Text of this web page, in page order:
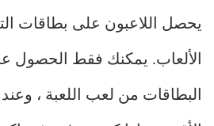
يحصل اللاعبون على بطاقات
الألعاب. يمكنك فقط الحصول
البطاقات من لعب اللعبة ،